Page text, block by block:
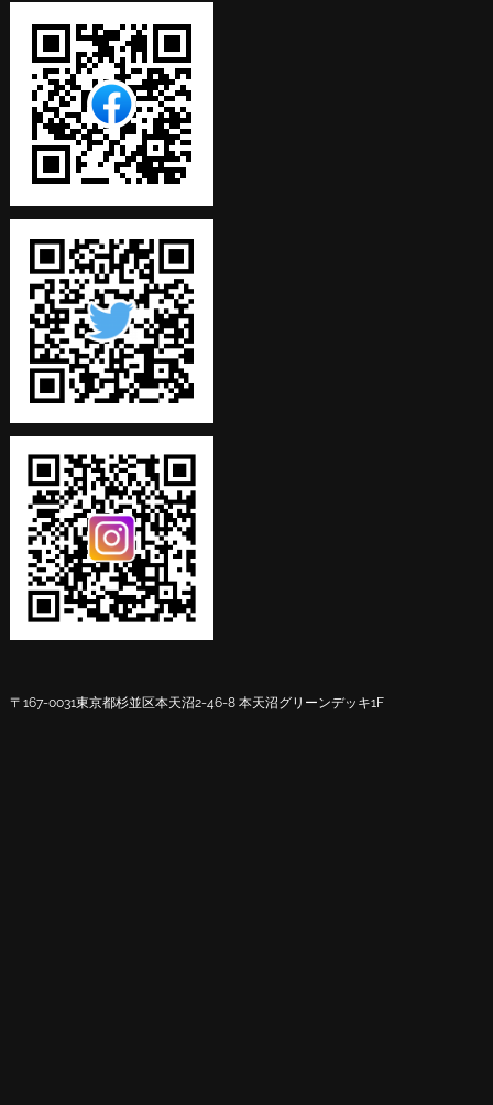
〒167-0031東京都杉並区本天沼2-46-8 本天沼グリーンデッキ1F